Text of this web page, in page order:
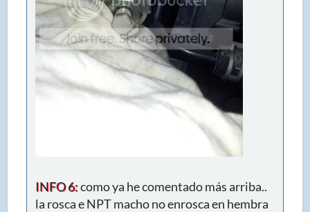
INFO 6:como ya he comentado más arriba..
la rosca e NPT macho no enrosca en hembra